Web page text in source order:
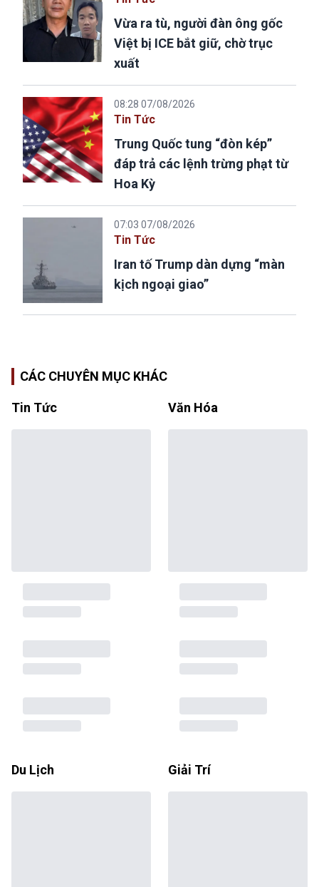
Vừa ra tù, người đàn ông gốc
Việt bị ICE bắt giữ, chờ trục
xuất
08:28 07/08/2026
Tin Tức
Trung Quốc tung “đòn kép”
đáp trả các lệnh trừng phạt từ
Hoa Kỳ
07:03 07/08/2026
Tin Tức
Iran tố Trump dàn dựng “màn
kịch ngoại giao”
CÁC CHUYÊN MỤC KHÁC
Tin Tức Văn Hóa
Du Lịch Giải Trí